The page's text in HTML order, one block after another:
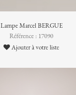
Lampe Marcel BERGUE
Référence : 17090
Ajouter à votre liste